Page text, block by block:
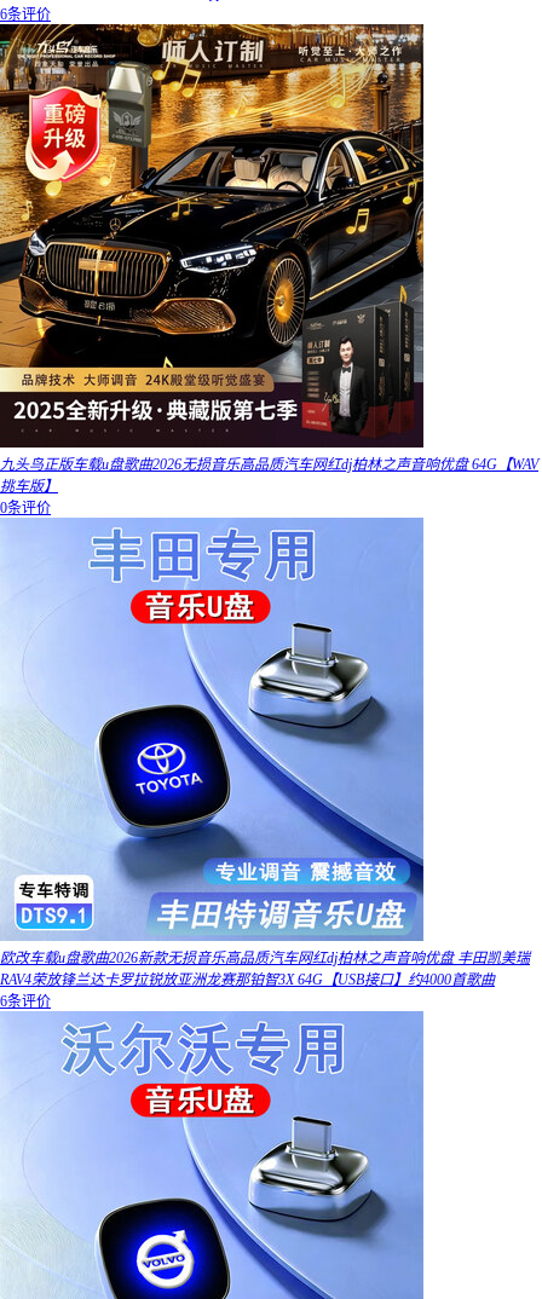
6条评价
九头鸟正版车载u盘歌曲2026无损音乐高品质汽车网红dj柏林之声音响优盘 64G【WAV
挑车版】
0条评价
欧改车载u盘歌曲2026新款无损音乐高品质汽车网红dj柏林之声音响优盘 丰田凯美瑞
RAV4荣放锋兰达卡罗拉锐放亚洲龙赛那铂智3X 64G【USB接口】约4000首歌曲
6条评价